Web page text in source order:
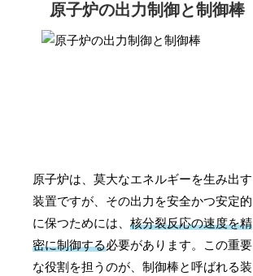
原子炉の出力制御と制御棒
原子炉は、莫大なエネルギーを生み出す
装置ですが、その出力を安全かつ安定的
に保つためには、核分裂反応の速度を精
密に制御する必要があります。この重要
な役割を担うのが、制御棒と呼ばれる装